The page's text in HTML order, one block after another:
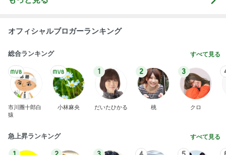
オフィシャルブロガーランキング
総合ランキング すべて見る
市川團十郎白
猿
小林麻央
1
だいたひかる
2
桃
3
クロ
急上昇ランキング すべて見る